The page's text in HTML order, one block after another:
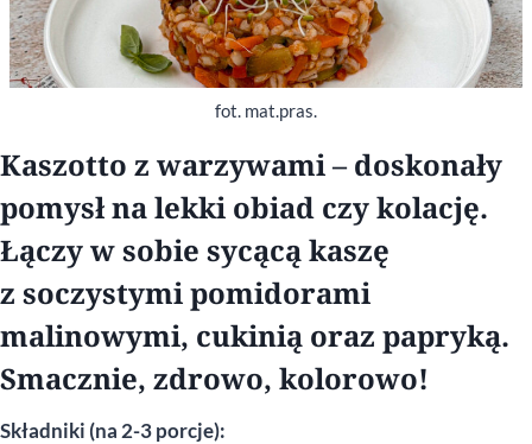
fot. mat.pras.
Kaszotto z warzywami – doskonały
pomysł na lekki obiad czy kolację.
Łączy w sobie sycącą kaszę
z soczystymi pomidorami
malinowymi, cukinią oraz papryką.
Smacznie, zdrowo, kolorowo!
Składniki (na 2-3 porcje):